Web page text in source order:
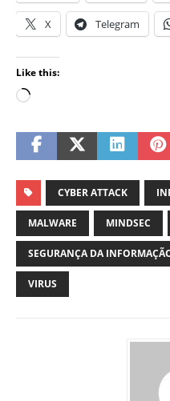
X Telegram
Like this:
CYBER ATTACK
MALWARE MINDSEC
SEGURANÇA DA
VIRUS